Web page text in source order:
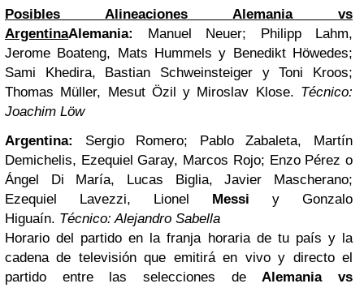
Posibles AlineacionesAlemania vs
ArgentinaAlemania:
Manuel Neuer; Philipp Lahm,
Jerome Boateng, Mats Hummels y Benedikt Höwedes;
Sami Khedira, Bastian Schweinsteiger y Toni Kroos;
Thomas Müller, Mesut Özil y Miroslav Klose. Técnico:
Joachim Löw
Argentina:
Sergio Romero; Pablo Zabaleta, Martín
Demichelis, Ezequiel Garay, Marcos Rojo; Enzo Pérez o
Ángel Di María, Lucas Biglia, Javier Mascherano;
Ezequiel Lavezzi, Lionel Messi y Gonzalo
Higuaín. Técnico: Alejandro Sabella
Horario del partido en la franja horaria de tu país y la
cadena de televisión que emitirá en vivo y directo el
partido entre las selecciones deAlemania vs